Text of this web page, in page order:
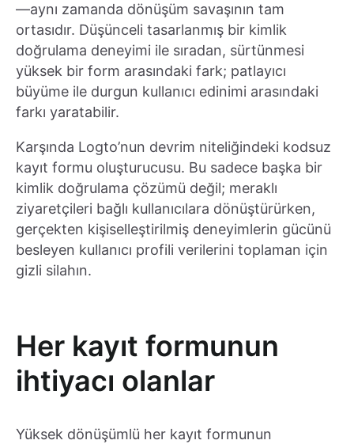
—aynı zamanda dönüşüm savaşının tam
ortasıdır. Düşünceli tasarlanmış bir kimlik
doğrulama deneyimi ile sıradan, sürtünmesi
yüksek bir form arasındaki fark; patlayıcı
büyüme ile durgun kullanıcı edinimi arasındaki
farkı yaratabilir.
Karşında Logto’nun devrim niteliğindeki kodsuz
kayıt formu oluşturucusu. Bu sadece başka bir
kimlik doğrulama çözümü değil; meraklı
ziyaretçileri bağlı kullanıcılara dönüştürürken,
gerçekten kişiselleştirilmiş deneyimlerin gücünü
besleyen kullanıcı profili verilerini toplaman için
gizli silahın.
Her kayıt formunun
ihtiyacı olanlar
Yüksek dönüşümlü her kayıt formunun